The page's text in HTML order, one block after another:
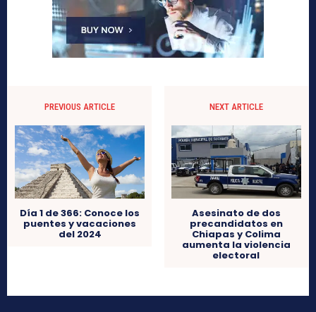
PREVIOUS ARTICLE
Día 1 de 366: Conoce los
puentes y vacaciones
del 2024
NEXT ARTICLE
Asesinato de dos
precandidatos en
Chiapas y Colima
aumenta la violencia
electoral